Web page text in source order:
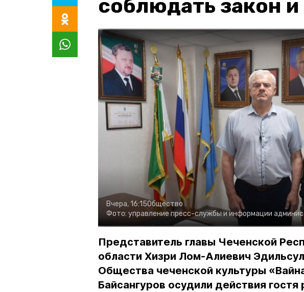
соблюдать закон
Вчера, 16:15Общество
Фото: управление пресс-службы и информации
Представитель главы Чеченской
области Хизри Лом-Алиевич
Общества чеченской культуры
Байсангуров осудили действия гостя